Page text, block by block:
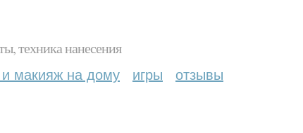
техника нанесения
и макияж на дому игры отзывы